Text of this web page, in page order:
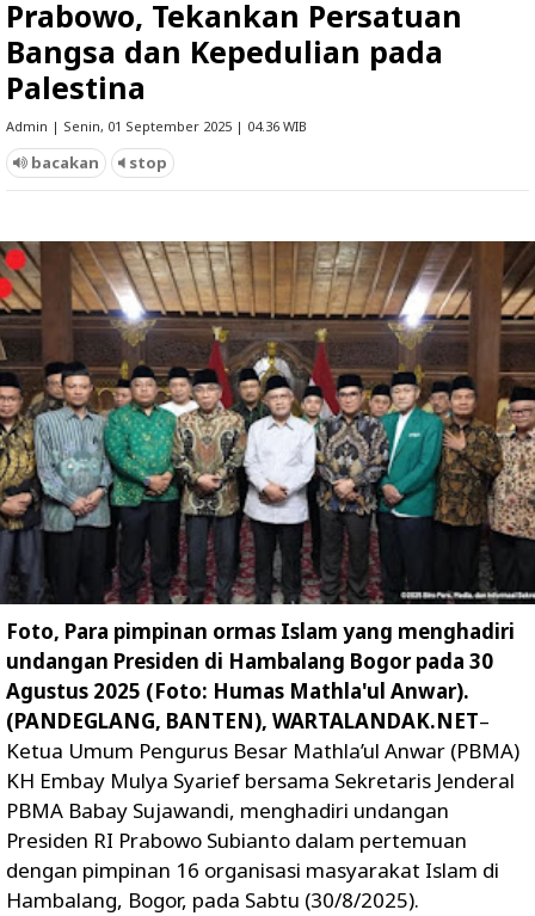
Prabowo, Tekankan Persatuan
Bangsa dan Kepedulian pada
Palestina
Admin | Senin, 01 September 2025 | 04.36 WIB
bacakan stop
Foto, Para pimpinan ormas Islam yang menghadiri
undangan Presiden di Hambalang Bogor pada 30
Agustus 2025 (Foto: Humas Mathla'ul Anwar).
(PANDEGLANG, BANTEN), WARTALANDAK.NET–
Ketua Umum Pengurus Besar Mathla’ul Anwar (PBMA)
KH Embay Mulya Syarief bersama Sekretaris Jenderal
PBMA Babay Sujawandi, menghadiri undangan
Presiden RI Prabowo Subianto dalam pertemuan
dengan pimpinan 16 organisasi masyarakat Islam di
Hambalang, Bogor, pada Sabtu (30/8/2025).